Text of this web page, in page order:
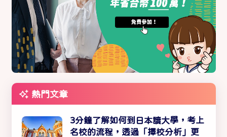
熱門文章
3分鐘了解如何到日本讀大學，考上
名校的流程，透過「擇校分析」更